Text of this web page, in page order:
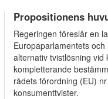
Propositionens
Regeringen föreslår en
Europaparlamentets
alternativ tvistlösning vid
kompletterande
rådets förordning (EU)
konsumenttvister.